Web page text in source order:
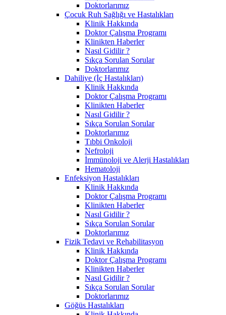
Doktorlarımız
Çocuk Ruh Sağlığı ve Hastalıkları
Klinik Hakkında
Doktor Çalışma Programı
Klinikten Haberler
Nasıl Gidilir ?
Sıkça Sorulan Sorular
Doktorlarımız
Dahiliye (İç Hastalıkları)
Klinik Hakkında
Doktor Çalışma Programı
Klinikten Haberler
Nasıl Gidilir ?
Sıkça Sorulan Sorular
Doktorlarımız
Tıbbi Onkoloji
Nefroloji
İmmünoloji ve Alerji Hastalıkları
Hematoloji
Enfeksiyon Hastalıkları
Klinik Hakkında
Doktor Çalışma Programı
Klinikten Haberler
Nasıl Gidilir ?
Sıkça Sorulan Sorular
Doktorlarımız
Fizik Tedavi ve Rehabilitasyon
Klinik Hakkında
Doktor Çalışma Programı
Klinikten Haberler
Nasıl Gidilir ?
Sıkça Sorulan Sorular
Doktorlarımız
Göğüs Hastalıkları